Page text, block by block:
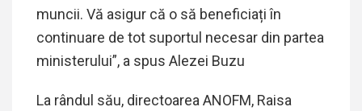
muncii. Vă asigur că o să beneficiați în
continuare de tot suportul necesar din partea
ministerului”, a spus Alezei Buzu
La rândul său, directoarea ANOFM, Raisa